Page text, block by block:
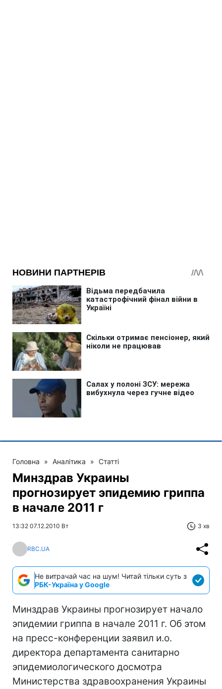
Головна » Аналітика » Статті
Минздрав Украины
прогнозирует эпидемию гриппа
в начале 2011 г
13:32 07.12.2010 Вт 3 хв
RBC.UA
Не витрачай час на шум! Читай тільки суть з
РБК-Україна у Google
Минздрав Украины прогнозирует начало
эпидемии гриппа в начале 2011 г. Об этом
на пресс-конференции заявил и.о.
директора департамента санитарно
эпидемиологического досмотра
Министерства здравоохранения Украины